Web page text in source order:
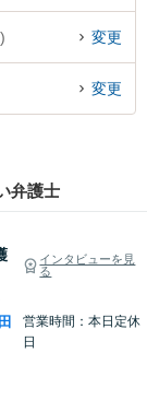
変更
変更
弁護士
インタビューを見
る
営業時間：本日定休
日